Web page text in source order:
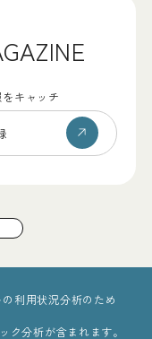
キャッチ
利用状況分析のため
ク分析が含まれます。